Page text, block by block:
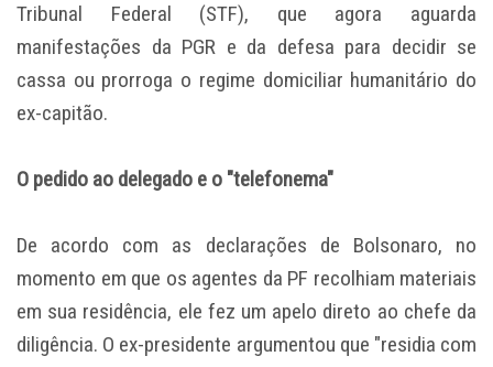
Tribunal Federal (STF), que agora aguarda
manifestações da PGR e da defesa para decidir se
cassa ou prorroga o regime domiciliar humanitário do
ex-capitão.
O pedido ao delegado e o "telefonema"
De acordo com as declarações de Bolsonaro, no
momento em que os agentes da PF recolhiam materiais
em sua residência, ele fez um apelo direto ao chefe da
diligência. O ex-presidente argumentou que "residia com